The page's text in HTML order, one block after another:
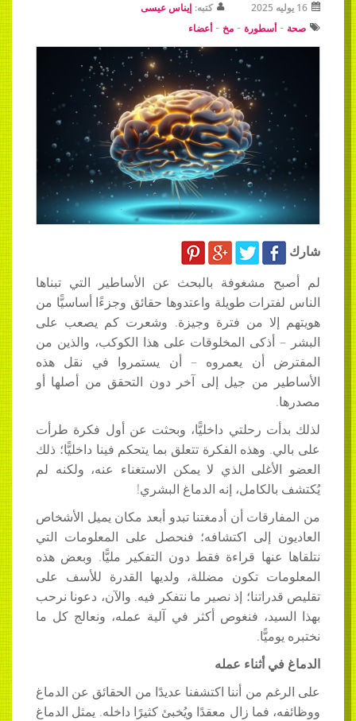
16 يوليه 2025 كتبه: إيناس عيسى
صحة -أسطورة - مخ -أعضاء
شارك
لم أصبح مشغوفة بالبحث عن الأساطير التي تبناها
الناس لفترات طويلة واعتدوها حقائق وجزءًا أساسيًّا من
هويتهم إلا من فترة وجيزة. وشعرت كم يصعب على
البشر – أذكى المخلوقات على هذا الكوكب، والذين من
المفترض أن يعمروه – أن يستمروا في نقل هذه
الأساطير من جيل إلى آخر دون التحقق من أصلها أو
مصدرها.
لذلك بدأت رحلتي داخليًّا، وبحثت عن أول فكرة طرأت
على بالي. وهذه الفكرة تتعلق بما يتحكم فينا داخليًّا؛ ذلك
العضو الأغلى الذي لا يمكن الاستغناء عنه، ولكنه لم
يُكتشف بالكامل، إنه الدماغ البشري!
من المفارقات أن أدمغتنا تبدو أبعد مكان يميل الأشخاص
العاديون إلى اكتشافه؛ فنحصل على المعلومات التي
نتلقاها عنها قراءة فقط دون التفكير مليًّا. وبعض هذه
المعلومات تكون مضللة، ولديها القدرة للأسف على
تقليص قدراتنا؛ إذ نصير ما نتفكر فيه. والآن، دعونا نرحب
بهذا السيد، فنغوص أكثر في آلية عمله، ونعالج كل ما
نختبره يوميًّا.
الدماغ في أثناء عمله
على الرغم من أننا اكتشفنا عديدًا من الحقائق عن الدماغ
ووظائفه، فما زال معقدًا ويُخبئ كثيرًا داخله. يمثل الدماغ